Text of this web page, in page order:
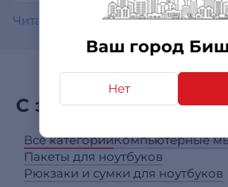
Ваш город
Нет
Читать все отзывы
С этим товаром
Все категорииКомпьютерные
Пакеты для ноутбуков
Рюкзаки и сумки для ноутбуков